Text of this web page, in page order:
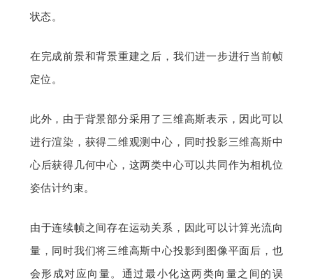
状态。
在完成前景和背景重建之后，我们进一步进行当前帧
定位。
此外，由于背景部分采用了三维高斯表示，因此可以
进行渲染，获得二维观测中心，同时投影三维高斯中
心后获得几何中心，这两类中心可以共同作为相机位
姿估计约束。
由于连续帧之间存在运动关系，因此可以计算光流向
量，同时我们将三维高斯中心投影到图像平面后，也
会形成对应向量。通过最小化这两类向量之间的误